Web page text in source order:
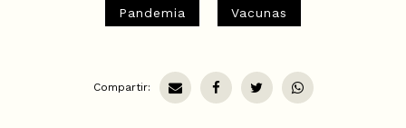
Pandemia Vacunas
Compartir: